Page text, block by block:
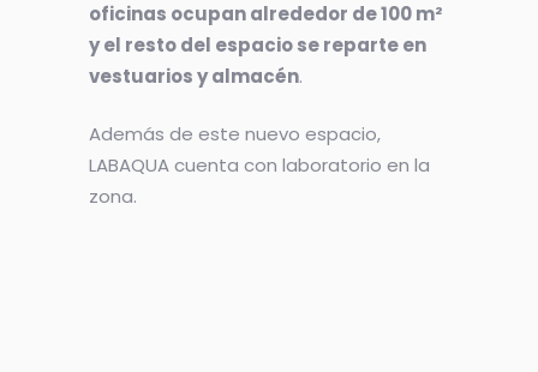
oficinas ocupan alrededor de 100 m²
y el resto del espacio se reparte en
vestuarios y almacén.
Además de este nuevo espacio,
LABAQUA cuenta con laboratorio en la
zona.